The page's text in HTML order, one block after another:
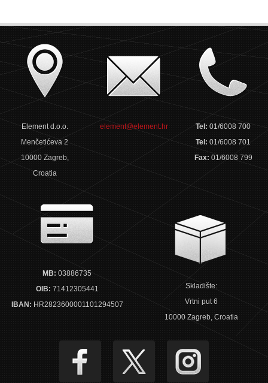
Element d.o.o.
Menčetićeva 2
10000 Zagreb,
Croatia
element@element.hr Tel:01/6008 700
Tel:01/6008 701
Fax: 01/6008 799
MB: 03886735
OIB: 71412305441
IBAN: HR2823600001101294507
Skladište:
Vrtni put 6
10000 Zagreb, Croatia